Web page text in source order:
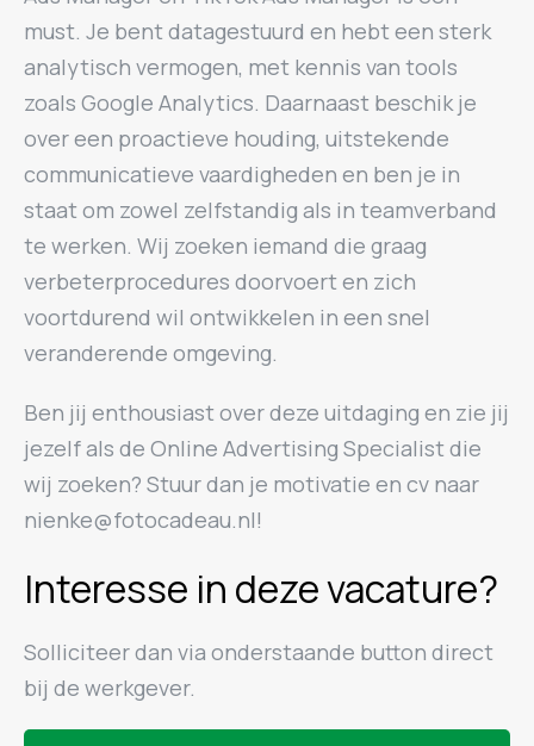
must. Je bent datagestuurd en hebt een sterk
analytisch vermogen, met kennis van tools
zoals Google Analytics. Daarnaast beschik je
over een proactieve houding, uitstekende
communicatieve vaardigheden en ben je in
staat om zowel zelfstandig als in teamverband
te werken. Wij zoeken iemand die graag
verbeterprocedures doorvoert en zich
voortdurend wil ontwikkelen in een snel
veranderende omgeving.
Ben jij enthousiast over deze uitdaging en zie jij
jezelf als de Online Advertising Specialist die
wij zoeken? Stuur dan je motivatie en cv naar
nienke@fotocadeau.nl!
Interesse in deze vacature?
Solliciteer dan via onderstaande button direct
bij de werkgever.